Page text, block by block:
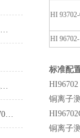
从浑浊到清澈：全面解析浊度测定仪在水质监测中的关键角色
在线溶解氧测定仪特点主要体现在这几个方面
意大利哈纳HI97701余氯和HI96701余氯的区别
HI
HI
标准配
HI96702
铜离子
铜离子